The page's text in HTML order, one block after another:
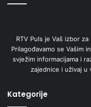
RTV Puls je Vaš izbor
Prilagođavamo se Vašim
svježim informacijama i
zajednice i uživaj u
Kategorije